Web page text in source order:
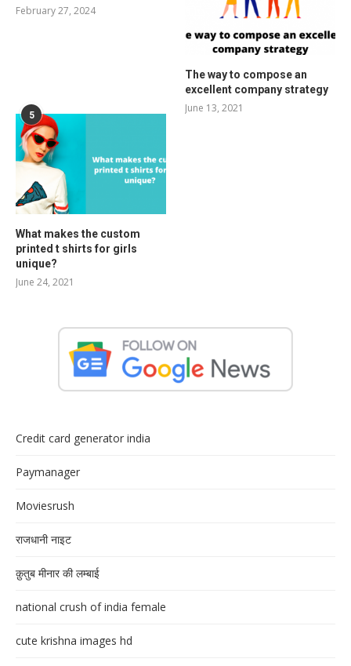
February 27, 2024
The way to compose an
excellent company strategy
June 13, 2021
5
What makes the custom
printed t shirts for girls
unique?
June 24, 2021
Credit card generator india
Paymanager
Moviesrush
राजधानी नाइट
क़ुतुब मीनार की लम्बाई
national crush of india female
cute krishna images hd